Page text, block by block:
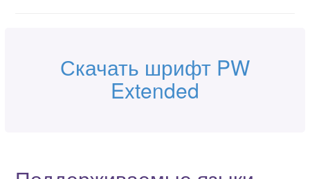
Скачать шрифт PW
Extended